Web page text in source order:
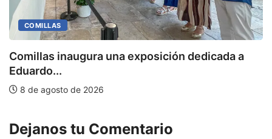
COMILLAS
Comillas inaugura una exposición dedicada a
Eduardo...
8 de agosto de 2026
Dejanos tu Comentario